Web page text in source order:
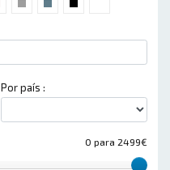
Por país :
0 para 2499€